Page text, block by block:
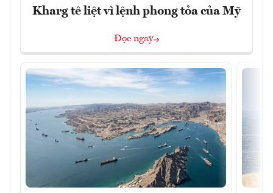
Kharg tê liệt vì lệnh phong tỏa của Mỹ
Đọc ngay